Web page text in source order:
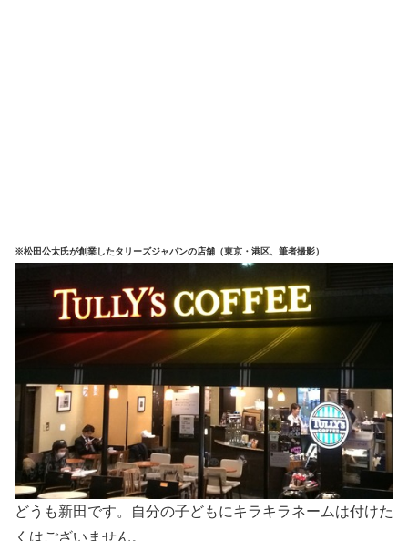
※松田公太氏が創業したタリーズジャパンの店舗（東京・港区、筆者撮影）
どうも新田です。自分の子どもにキラキラネームは付けた
くはございません。